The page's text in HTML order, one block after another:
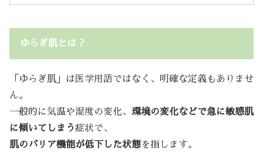
ゆらぎ肌とは？
「ゆらぎ肌」は医学用語ではなく、明確な定義もありませ
ん。
一般的に気温や湿度の変化、 環境の変化などで急に敏感肌
に傾いてしまう症状で、
肌のバリア機能が低下した状態を指します。